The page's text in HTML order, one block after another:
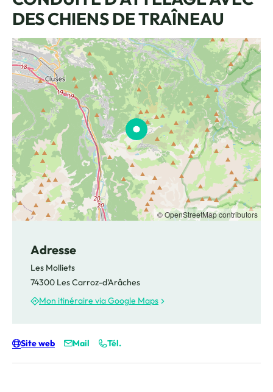
DES CHIENS DE TRAÎNEAU
Conduite d'attelage avec un groupe constitué de 5 personnes et donc
© OpenStreetMap contributors
Adresse
Les Molliets
74300 Les Carroz-d’Arâches
Mon itinéraire via Google Maps
Site web Mail Tél.